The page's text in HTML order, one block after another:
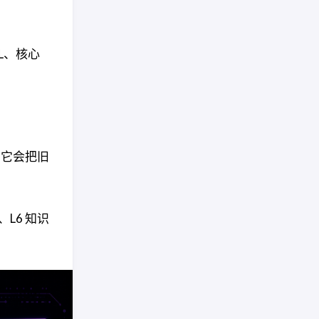
、核心
会把旧
L6 知识